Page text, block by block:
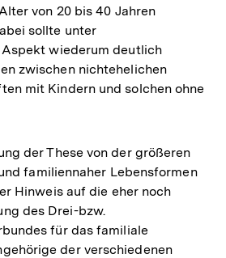
von 20 bis 40 Jahren
sollte unter
wiederum deutlich
zwischen nichtehelichen
mit Kindern und solchen ohne
der These von der größeren
familiennaher Lebensformen
Hinweis auf die eher noch
des Drei-bzw.
für das familiale
der verschiedenen